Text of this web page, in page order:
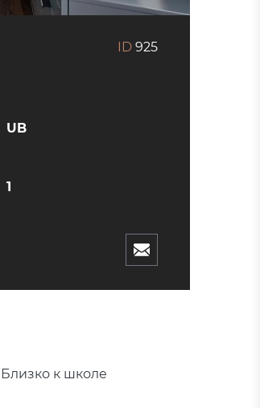
ID 925
UB
1
Близко к школе